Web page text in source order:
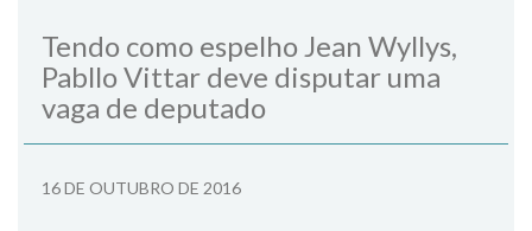
Tendo como espelho Jean Wyllys,
Pabllo Vittar deve disputar uma
vaga de deputado
16 DE OUTUBRO DE 2016